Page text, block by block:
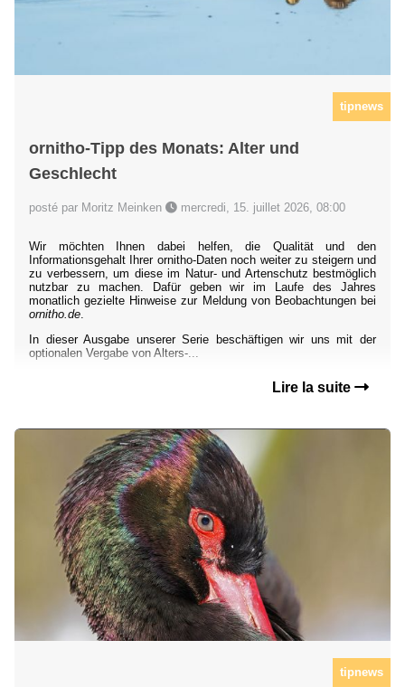
tipnews
ornitho-Tipp des Monats: Alter und
Geschlecht
posté par Moritz Meinken mercredi, 15. juillet 2026, 08:00
Wir möchten Ihnen dabei helfen, die Qualität und den
Informationsgehalt Ihrer ornitho-Daten noch weiter zu steigern und
zu verbessern, um diese im Natur- und Artenschutz bestmöglich
nutzbar zu machen. Dafür geben wir im Laufe des Jahres
monatlich gezielte Hinweise zur Meldung von Beobachtungen bei
ornitho.de.
In dieser Ausgabe unserer Serie beschäftigen wir uns mit der
optionalen Vergabe von Alters-...
Lire la suite
tipnews